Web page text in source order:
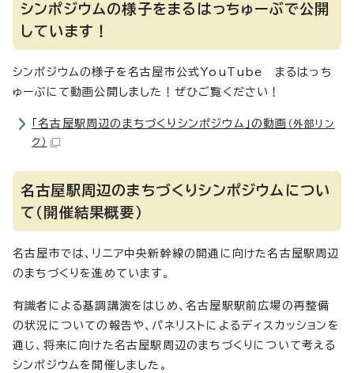
シンポジウムの様子をまるはっちゅーぶで公開
しています！
シンポジウムの様子を名古屋市公式YouTube まるはっち
ゅーぶにて動画公開しました！ぜひご覧ください！
「名古屋駅周辺のまちづくりシンポジウム」の動画 （外部リン
ク）
名古屋駅周辺のまちづくりシンポジウムについ
て（開催結果概要）
名古屋市では、リニア中央新幹線の開通に向けた名古屋駅周辺
のまちづくりを進めています。
有識者による基調講演をはじめ、名古屋駅駅前広場の再整備
の状況についての報告や、パネリストによるディスカッションを
通じ、将来に向けた名古屋駅周辺のまちづくりについて考える
シンポジウムを開催しました。